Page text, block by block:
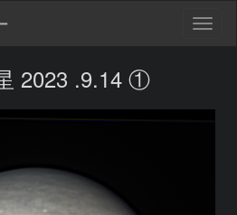
2023 .9.14 ①